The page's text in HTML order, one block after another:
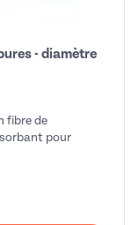
- diamètre
fibre de
pour